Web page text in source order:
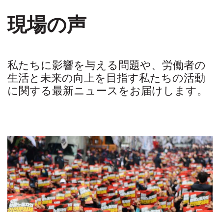
現場の声
私たちに影響を与える問題や、労働者の
生活と未来の向上を目指す私たちの活動
に関する最新ニュースをお届けします。